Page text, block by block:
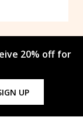
20% off for
UP